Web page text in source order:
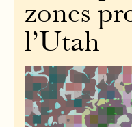
zones
l’Utah